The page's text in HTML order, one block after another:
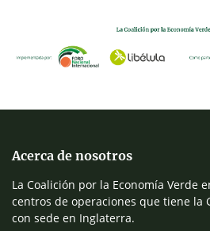
Acerca de nosotros
La Coalición por la Economía Verde
centros de operaciones que tiene la
con sede en Inglaterra.